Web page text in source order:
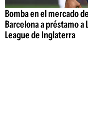
Bomba en el mercado
Barcelona a préstamo
League de Inglaterra